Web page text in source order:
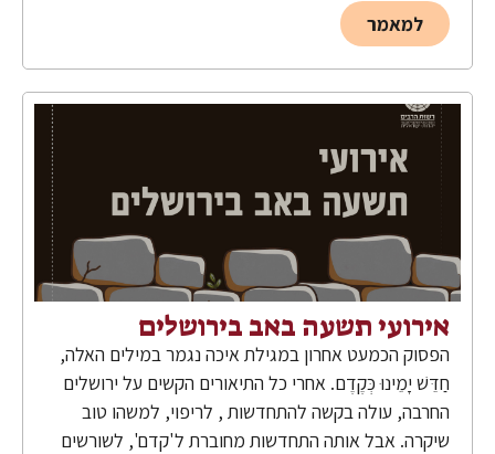
למאמר
אירועי תשעה באב בירושלים
הפסוק הכמעט אחרון במגילת איכה נגמר במילים האלה,
חַדֵּשׁ יָמֵינוּ כְּקֶדֶם. אחרי כל התיאורים הקשים על ירושלים
החרבה, עולה בקשה להתחדשות , לריפוי, למשהו טוב
שיקרה. אבל אותה התחדשות מחוברת ל'קדם', לשורשים